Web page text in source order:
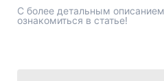
С более детальным